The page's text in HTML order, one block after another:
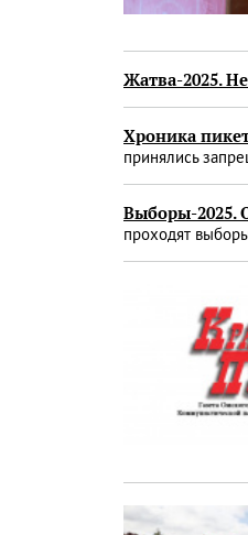
Жатва-2025.
Хроника
принялись
Выборы-2025.
проходят